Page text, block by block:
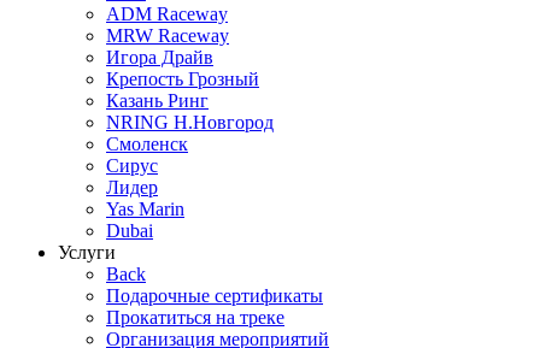
ADM Raceway
MRW Raceway
Игора Драйв
Крепость Грозный
Казань Ринг
NRING Н.Новгород
Смоленск
Сирус
Лидер
Yas Marin
Dubai
Услуги
Back
Подарочные сертификаты
Прокатиться на треке
Организация мероприятий